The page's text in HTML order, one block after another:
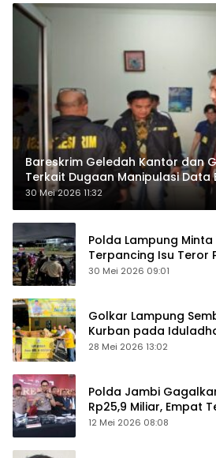
Bareskrim Geledah Kantor dan
Terkait Dugaan Manipulasi Data
30 Mei 2026 11:32
Polda Lampung
Terpancing Isu Teror
Keamanan
30 Mei 2026 09:01
Golkar Lampung
Kurban pada
28 Mei 2026 13:02
Polda Jambi
Rp25,9 Miliar, Empat
12 Mei 2026 08:08